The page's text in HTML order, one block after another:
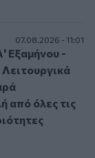
07.08.2026 - 11:01
Εξαμήνου -
από όλες τις